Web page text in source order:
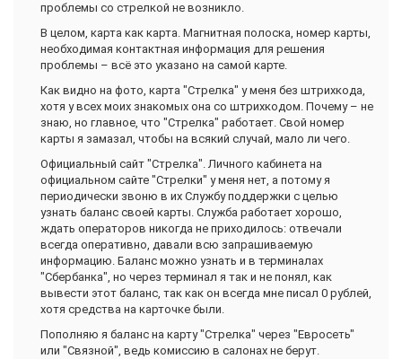
проблемы со стрелкой не возникло.
В целом, карта как карта. Магнитная полоска, номер карты,
необходимая контактная информация для решения
проблемы – всё это указано на самой карте.
Как видно на фото, карта "Стрелка" у меня без штрихкода,
хотя у всех моих знакомых она со штрихкодом. Почему – не
знаю, но главное, что "Стрелка" работает. Свой номер
карты я замазал, чтобы на всякий случай, мало ли чего.
Официальный сайт "Стрелка". Личного кабинета на
официальном сайте "Стрелки" у меня нет, а потому я
периодически звоню в их Службу поддержки с целью
узнать баланс своей карты. Служба работает хорошо,
ждать операторов никогда не приходилось: отвечали
всегда оперативно, давали всю запрашиваемую
информацию. Баланс можно узнать и в терминалах
"Сбербанка", но через терминал я так и не понял, как
вывести этот баланс, так как он всегда мне писал 0 рублей,
хотя средства на карточке были.
Пополняю я баланс на карту "Стрелка" через "Евросеть"
или "Связной", ведь комиссию в салонах не берут.